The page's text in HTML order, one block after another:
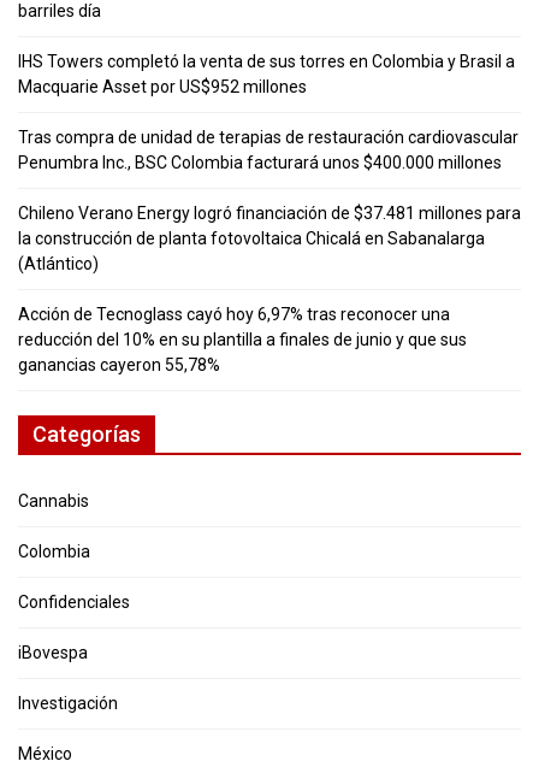
barriles día
IHS Towers completó la venta de sus torres en Colombia y Brasil a
Macquarie Asset por US$952 millones
Tras compra de unidad de terapias de restauración cardiovascular
Penumbra Inc., BSC Colombia facturará unos $400.000 millones
Chileno Verano Energy logró financiación de $37.481 millones para
la construcción de planta fotovoltaica Chicalá en Sabanalarga
(Atlántico)
Acción de Tecnoglass cayó hoy 6,97% tras reconocer una
reducción del 10% en su plantilla a finales de junio y que sus
ganancias cayeron 55,78%
Categorías
Cannabis
Colombia
Confidenciales
iBovespa
Investigación
México